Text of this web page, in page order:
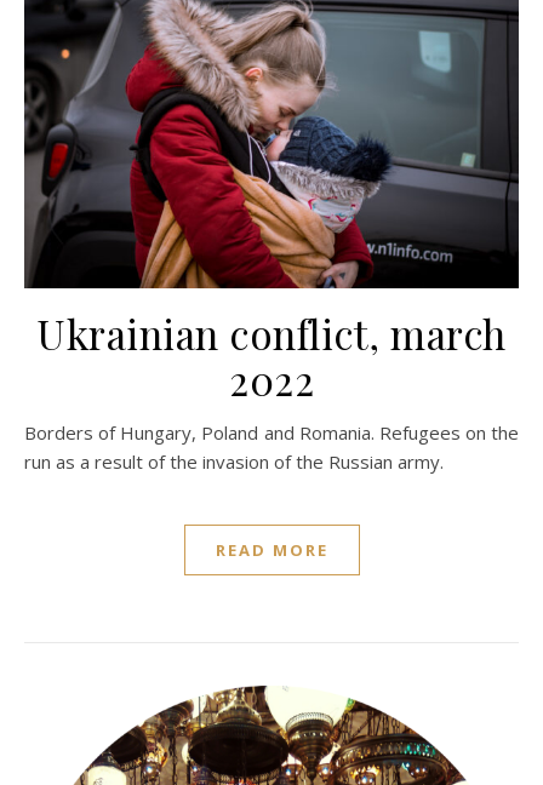
Ukrainian conflict, march
2022
Borders of Hungary, Poland and Romania. Refugees on the
run as a result of the invasion of the Russian army.
READ MORE